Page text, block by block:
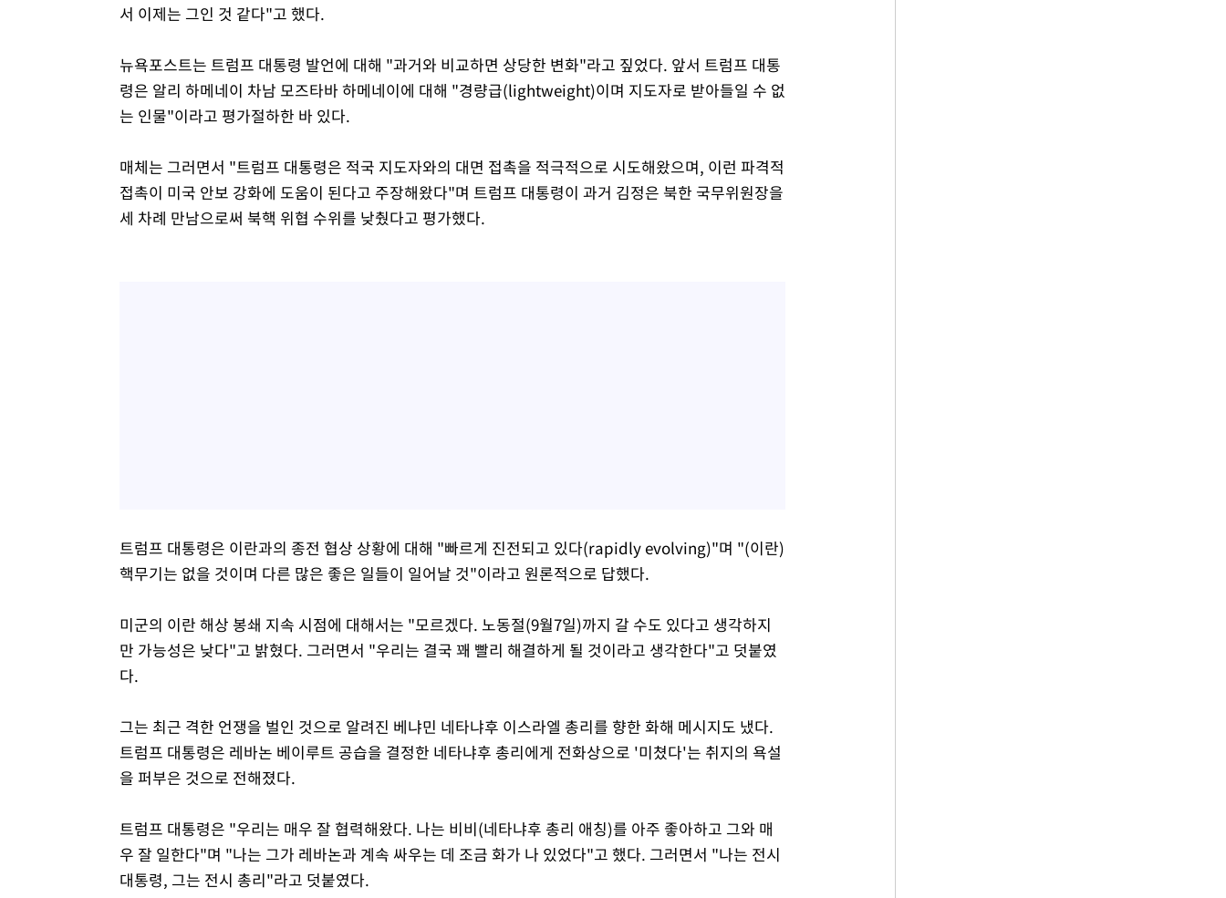
서 이제는 그인 것 같다"고 했다.
뉴욕포스트는 트럼프 대통령 발언에 대해 "과거와 비교하면 상당한 변화"라고 짚었다. 앞서 트럼프 대통
령은 알리 하메네이 차남 모즈타바 하메네이에 대해 "경량급(lightweight)이며 지도자로 받아들일 수 없
는 인물"이라고 평가절하한 바 있다.
매체는 그러면서 "트럼프 대통령은 적국 지도자와의 대면 접촉을 적극적으로 시도해왔으며, 이런 파격적
접촉이 미국 안보 강화에 도움이 된다고 주장해왔다"며 트럼프 대통령이 과거 김정은 북한 국무위원장을
세 차례 만남으로써 북핵 위협 수위를 낮췄다고 평가했다.
트럼프 대통령은 이란과의 종전 협상 상황에 대해 "빠르게 진전되고 있다(rapidly evolving)"며 "(이란)
핵무기는 없을 것이며 다른 많은 좋은 일들이 일어날 것"이라고 원론적으로 답했다.
미군의 이란 해상 봉쇄 지속 시점에 대해서는 "모르겠다. 노동절(9월7일)까지 갈 수도 있다고 생각하지
만 가능성은 낮다"고 밝혔다. 그러면서 "우리는 결국 꽤 빨리 해결하게 될 것이라고 생각한다"고 덧붙였
다.
그는 최근 격한 언쟁을 벌인 것으로 알려진 베냐민 네타냐후 이스라엘 총리를 향한 화해 메시지도 냈다.
트럼프 대통령은 레바논 베이루트 공습을 결정한 네타냐후 총리에게 전화상으로 '미쳤다'는 취지의 욕설
을 퍼부은 것으로 전해졌다.
트럼프 대통령은 "우리는 매우 잘 협력해왔다. 나는 비비(네타냐후 총리 애칭)를 아주 좋아하고 그와 매
우 잘 일한다"며 "나는 그가 레바논과 계속 싸우는 데 조금 화가 나 있었다"고 했다. 그러면서 "나는 전시
대통령, 그는 전시 총리"라고 덧붙였다.